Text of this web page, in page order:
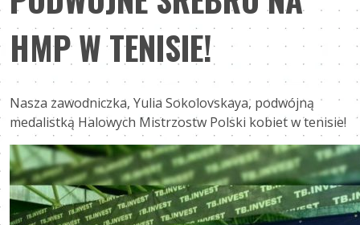
HMP W TENISIE!
Nasza zawodniczka, Yulia Sokolovskaya, podwójną
medalistką Halowych Mistrzostw Polski kobiet w tenisie!